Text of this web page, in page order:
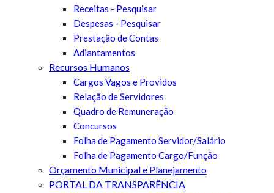
Receitas - Pesquisar
Despesas - Pesquisar
Prestação de Contas
Adiantamentos
Recursos Humanos
Cargos Vagos e Providos
Relação de Servidores
Quadro de Remuneração
Concursos
Folha de Pagamento Servidor/Salário
Folha de Pagamento Cargo/Função
Orçamento Municipal e Planejamento
PORTAL DA TRANSPARÊNCIA